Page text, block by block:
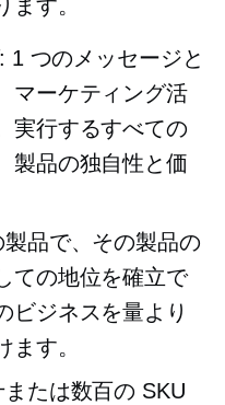
す。
1 つのメッセージと
マーケティング活
実行するすべての
製品の独自性と価
品で、その製品の
ての地位を確立で
ビジネスを量より
ます。
たは数百の SKU